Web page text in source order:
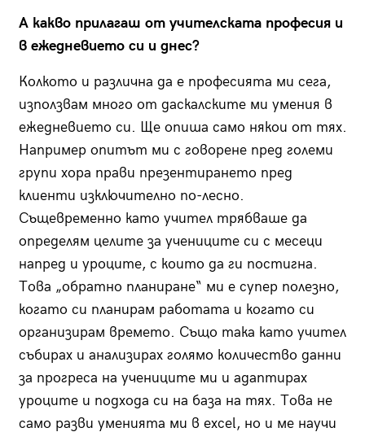
А какво прилагаш от учителската професия и
в ежедневието си и днес?
Колкото и различна да е професията ми сега,
използвам много от даскалските ми умения в
ежедневието си. Ще опиша само някои от тях.
Например опитът ми с говорене пред големи
групи хора прави презентирането пред
клиенти изключително по-лесно.
Същевременно като учител трябваше да
определям целите за учениците си с месеци
напред и уроците, с които да ги постигна.
Това „обратно планиране“ ми е супер полезно,
когато си планирам работата и когато си
организирам времето. Също така като учител
събирах и анализирах голямо количество данни
за прогреса на учениците ми и адаптирах
уроците и подхода си на база на тях. Това не
само разви уменията ми в excel, но и ме научи